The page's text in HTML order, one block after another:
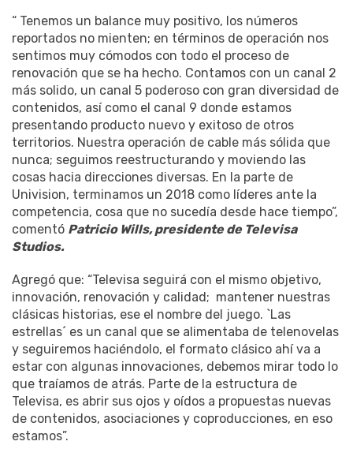
“ Tenemos un balance muy positivo, los números
reportados no mienten; en términos de operación nos
sentimos muy cómodos con todo el proceso de
renovación que se ha hecho. Contamos con un canal 2
más solido, un canal 5 poderoso con gran diversidad de
contenidos, así como el canal 9 donde estamos
presentando producto nuevo y exitoso de otros
territorios. Nuestra operación de cable más sólida que
nunca; seguimos reestructurando y moviendo las
cosas hacia direcciones diversas. En la parte de
Univision, terminamos un 2018 como líderes ante la
competencia, cosa que no sucedía desde hace tiempo”,
comentó Patricio Wills, presidente de Televisa
Studios.
Agregó que: “Televisa seguirá con el mismo objetivo,
innovación, renovación y calidad; mantener nuestras
clásicas historias, ese el nombre del juego. `Las
estrellas´ es un canal que se alimentaba de telenovelas
y seguiremos haciéndolo, el formato clásico ahí va a
estar con algunas innovaciones, debemos mirar todo lo
que traíamos de atrás. Parte de la estructura de
Televisa, es abrir sus ojos y oídos a propuestas nuevas
de contenidos, asociaciones y coproducciones, en eso
estamos”.